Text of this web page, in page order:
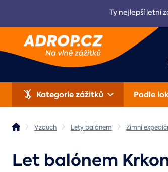
Ty nejlepší letní
Kategorie zážitků Podle
Vzduch Lety balónem Zimní
Let balónem